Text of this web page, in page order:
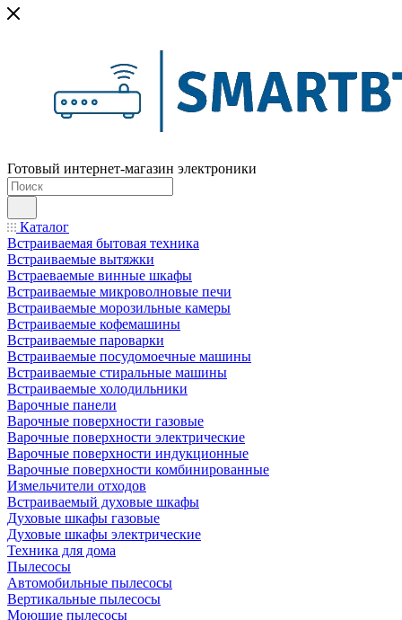
Готовый интернет-магазин электроники
Каталог
Встраиваемая бытовая техника
Встраиваемые вытяжки
Встраеваемые винные шкафы
Встраиваемые микроволновые печи
Встраиваемые морозильные камеры
Встраиваемые кофемашины
Встраиваемые пароварки
Встраиваемые посудомоечные машины
Встраиваемые стиральные машины
Встраиваемые холодильники
Варочные панели
Варочные поверхности газовые
Варочные поверхности электрические
Варочные поверхности индукционные
Варочные поверхности комбинированные
Измельчители отходов
Встраиваемый духовые шкафы
Духовые шкафы газовые
Духовые шкафы электрические
Техника для дома
Пылесосы
Автомобильные пылесосы
Вертикальные пылесосы
Моющие пылесосы